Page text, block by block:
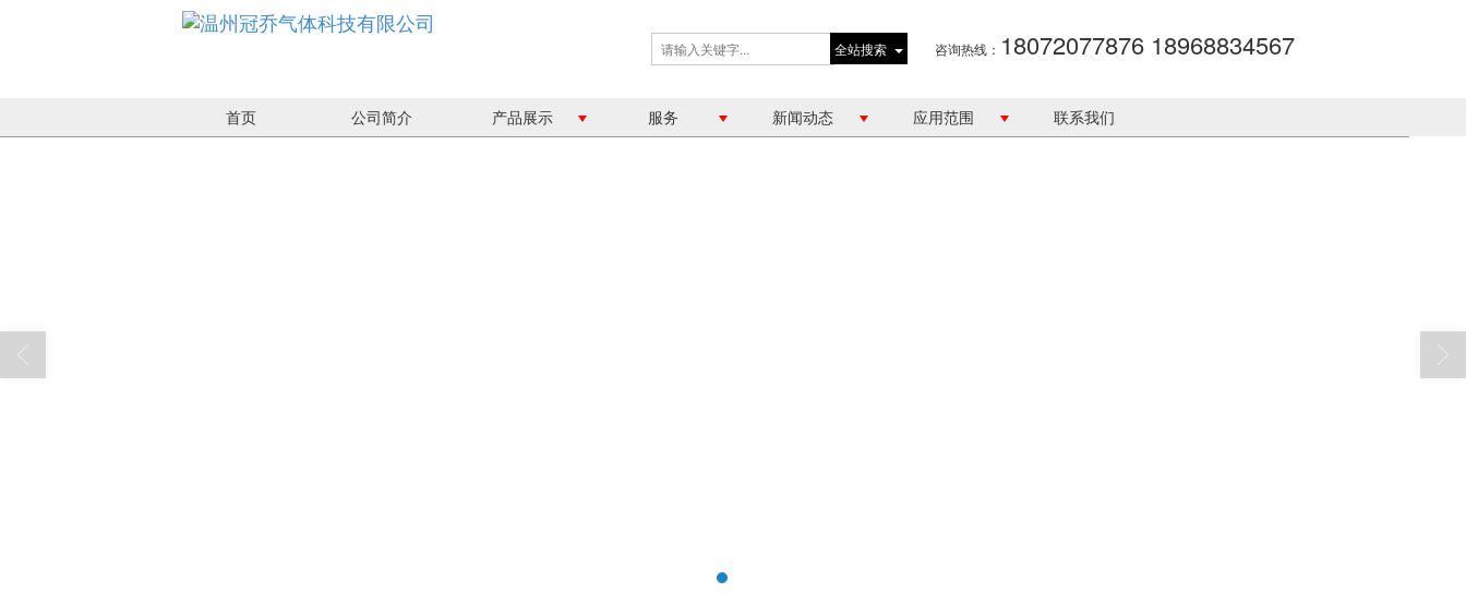
咨询热线： 18072077876 18968834567
全站搜索
首页 公司简介 产品展示 服务 新闻动态 应用范围 联系我们